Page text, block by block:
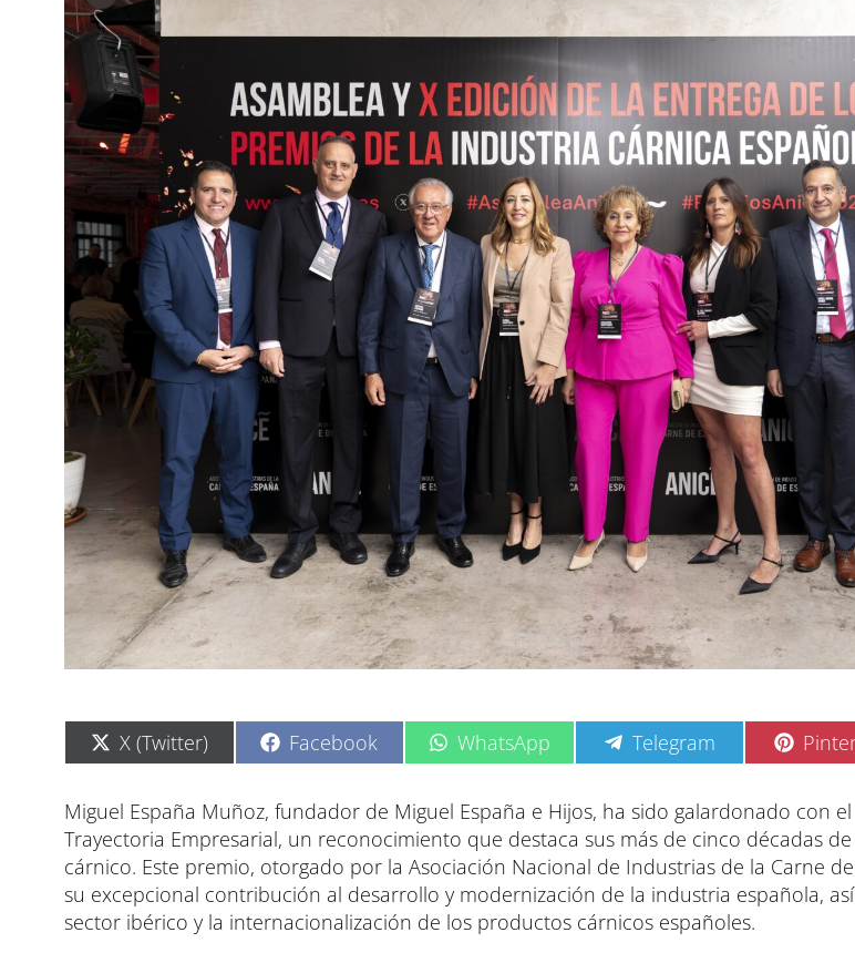
C
o
p
a
r
t
i
r
e
X (Twitter) C
o
p
a
r
t
i
r
e
Facebook C
o
p
a
r
t
i
r
e
WhatsApp C
o
p
a
r
t
i
r
e
Telegram C
o
p
a
r
t
i
r
Miguel España Muñoz, fundador de Miguel España e Hijos, ha sido galardonado con el
Trayectoria Empresarial, un reconocimiento que destaca sus más de cinco décadas
cárnico. Este premio, otorgado por la Asociación Nacional de Industrias de la Carne de
su excepcional contribución al desarrollo y modernización de la industria española,
sector ibérico y la internacionalización de los productos cárnicos españoles.